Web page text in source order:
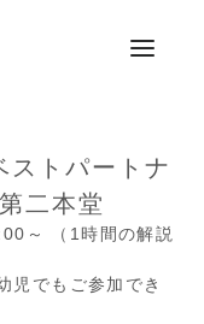
トパートナ
二本堂
～
（1時間の解説
児でもご参加でき